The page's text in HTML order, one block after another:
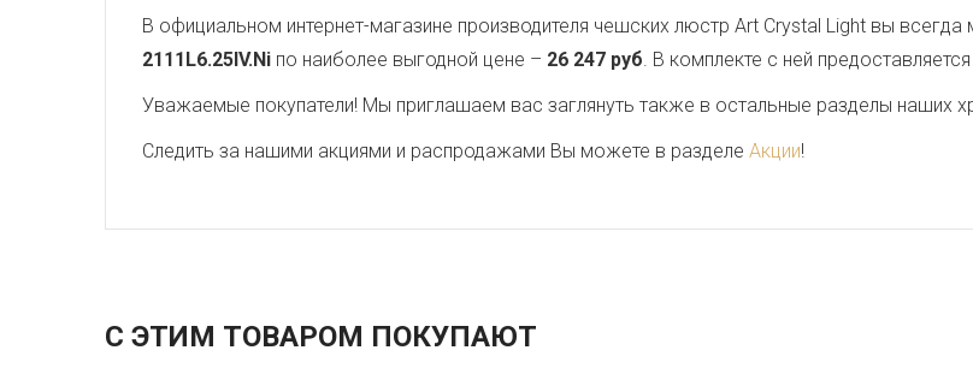
В официальном интернет-магазине производителя чешских люстр Art Crystal Light вы
2111L6.25IV.Ni по наиболее выгодной цене – 26 247 руб. В комплекте с ней
Уважаемые покупатели! Мы приглашаем вас заглянуть также в остальные разделы наших
Следить за нашими акциями и распродажами Вы можете в разделе Акции!
С ЭТИМ ТОВАРОМ ПОКУПАЮТ